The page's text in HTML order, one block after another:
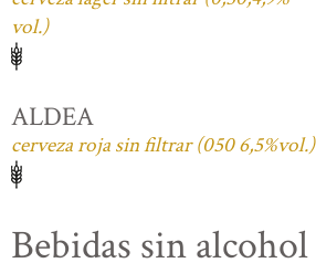
vol.)
ALDEA
cerveza roja sin filtrar (050 6,5%vol.)
Bebidas sin alcohol